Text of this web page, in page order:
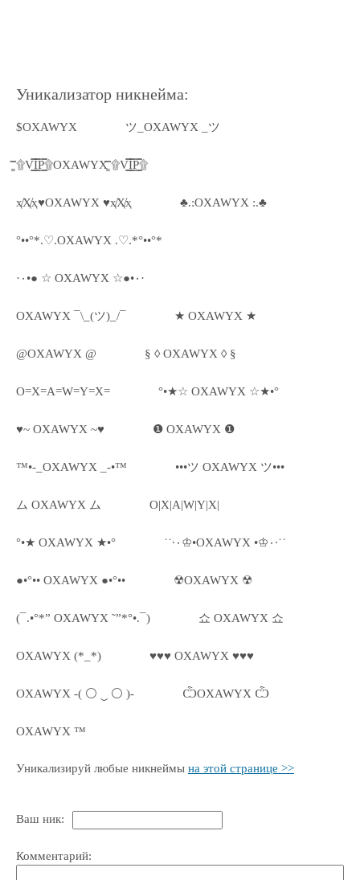
Уникализатор никнейма:
$OXAWYX ツ_OXAWYX _ツ
۩͇̿V͇̿I͇̿P͇̿۩OXAWYX ۩͇̿V͇̿I͇̿P͇̿۩
ҳ̸Ҳ̸ҳ♥OXAWYX ♥ҳ̸Ҳ̸ҳ ♣.:OXAWYX :.♣
°••°*.♡.OXAWYX .♡.*°••°*
·٠•● ☆ OXAWYX ☆●•٠·
OXAWYX ¯\_(ツ)_/¯ ★ OXAWYX ★
@OXAWYX @ § ◊ OXAWYX ◊ §
O=X=A=W=Y=X= °•★☆ OXAWYX ☆★•°
♥~ OXAWYX ~♥ ❶ OXAWYX ❶
™•-_OXAWYX _-•™ •••ツ OXAWYX ツ•••
ム OXAWYX ム O|X|A|W|Y|X|
°•★ OXAWYX ★•° ˙˙·٠♔•OXAWYX •♔٠·˙˙
●•°•• OXAWYX ●•°•• ☢OXAWYX ☢
(¯.•°*” OXAWYX ˜”*°•.¯) 쇼 OXAWYX 쇼
OXAWYX (*_*) ♥♥♥ OXAWYX ♥♥♥
OXAWYX -( ⚪ ‿ ⚪ )- ѼOXAWYX Ѽ
OXAWYX ™
Уникализируй любые никнеймы на этой странице >>
Ваш ник:
Комментарий: